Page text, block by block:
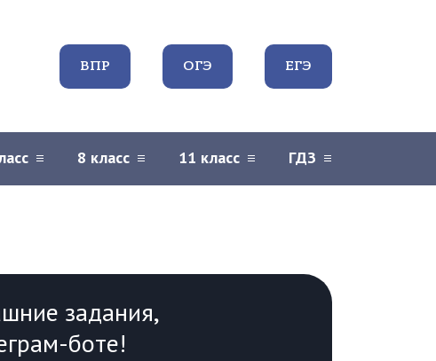
ВПР ОГЭ ЕГЭ
8 класс 11 класс ГДЗ
задания,
боте!